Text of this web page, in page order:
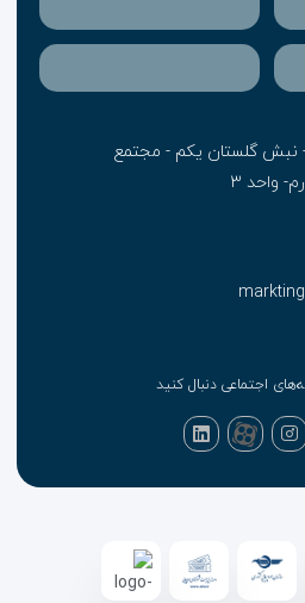
نبش گلستان یکم - مجتمع
واحد ۳
اجتماعی دنبال کنید